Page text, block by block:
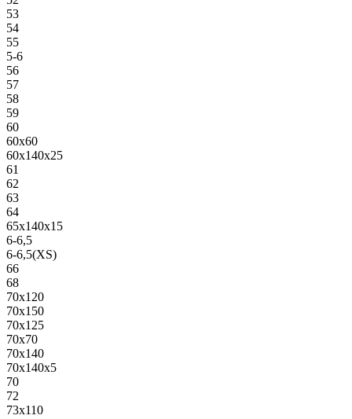
53
54
55
5-6
56
57
58
59
60
60х60
60х140х25
61
62
63
64
65х140х15
6-6,5
6-6,5(XS)
66
68
70х120
70х150
70х125
70х70
70х140
70х140х5
70
72
73х110